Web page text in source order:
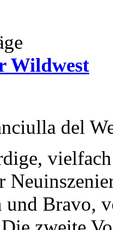
Wildwest
del
und Bravo,